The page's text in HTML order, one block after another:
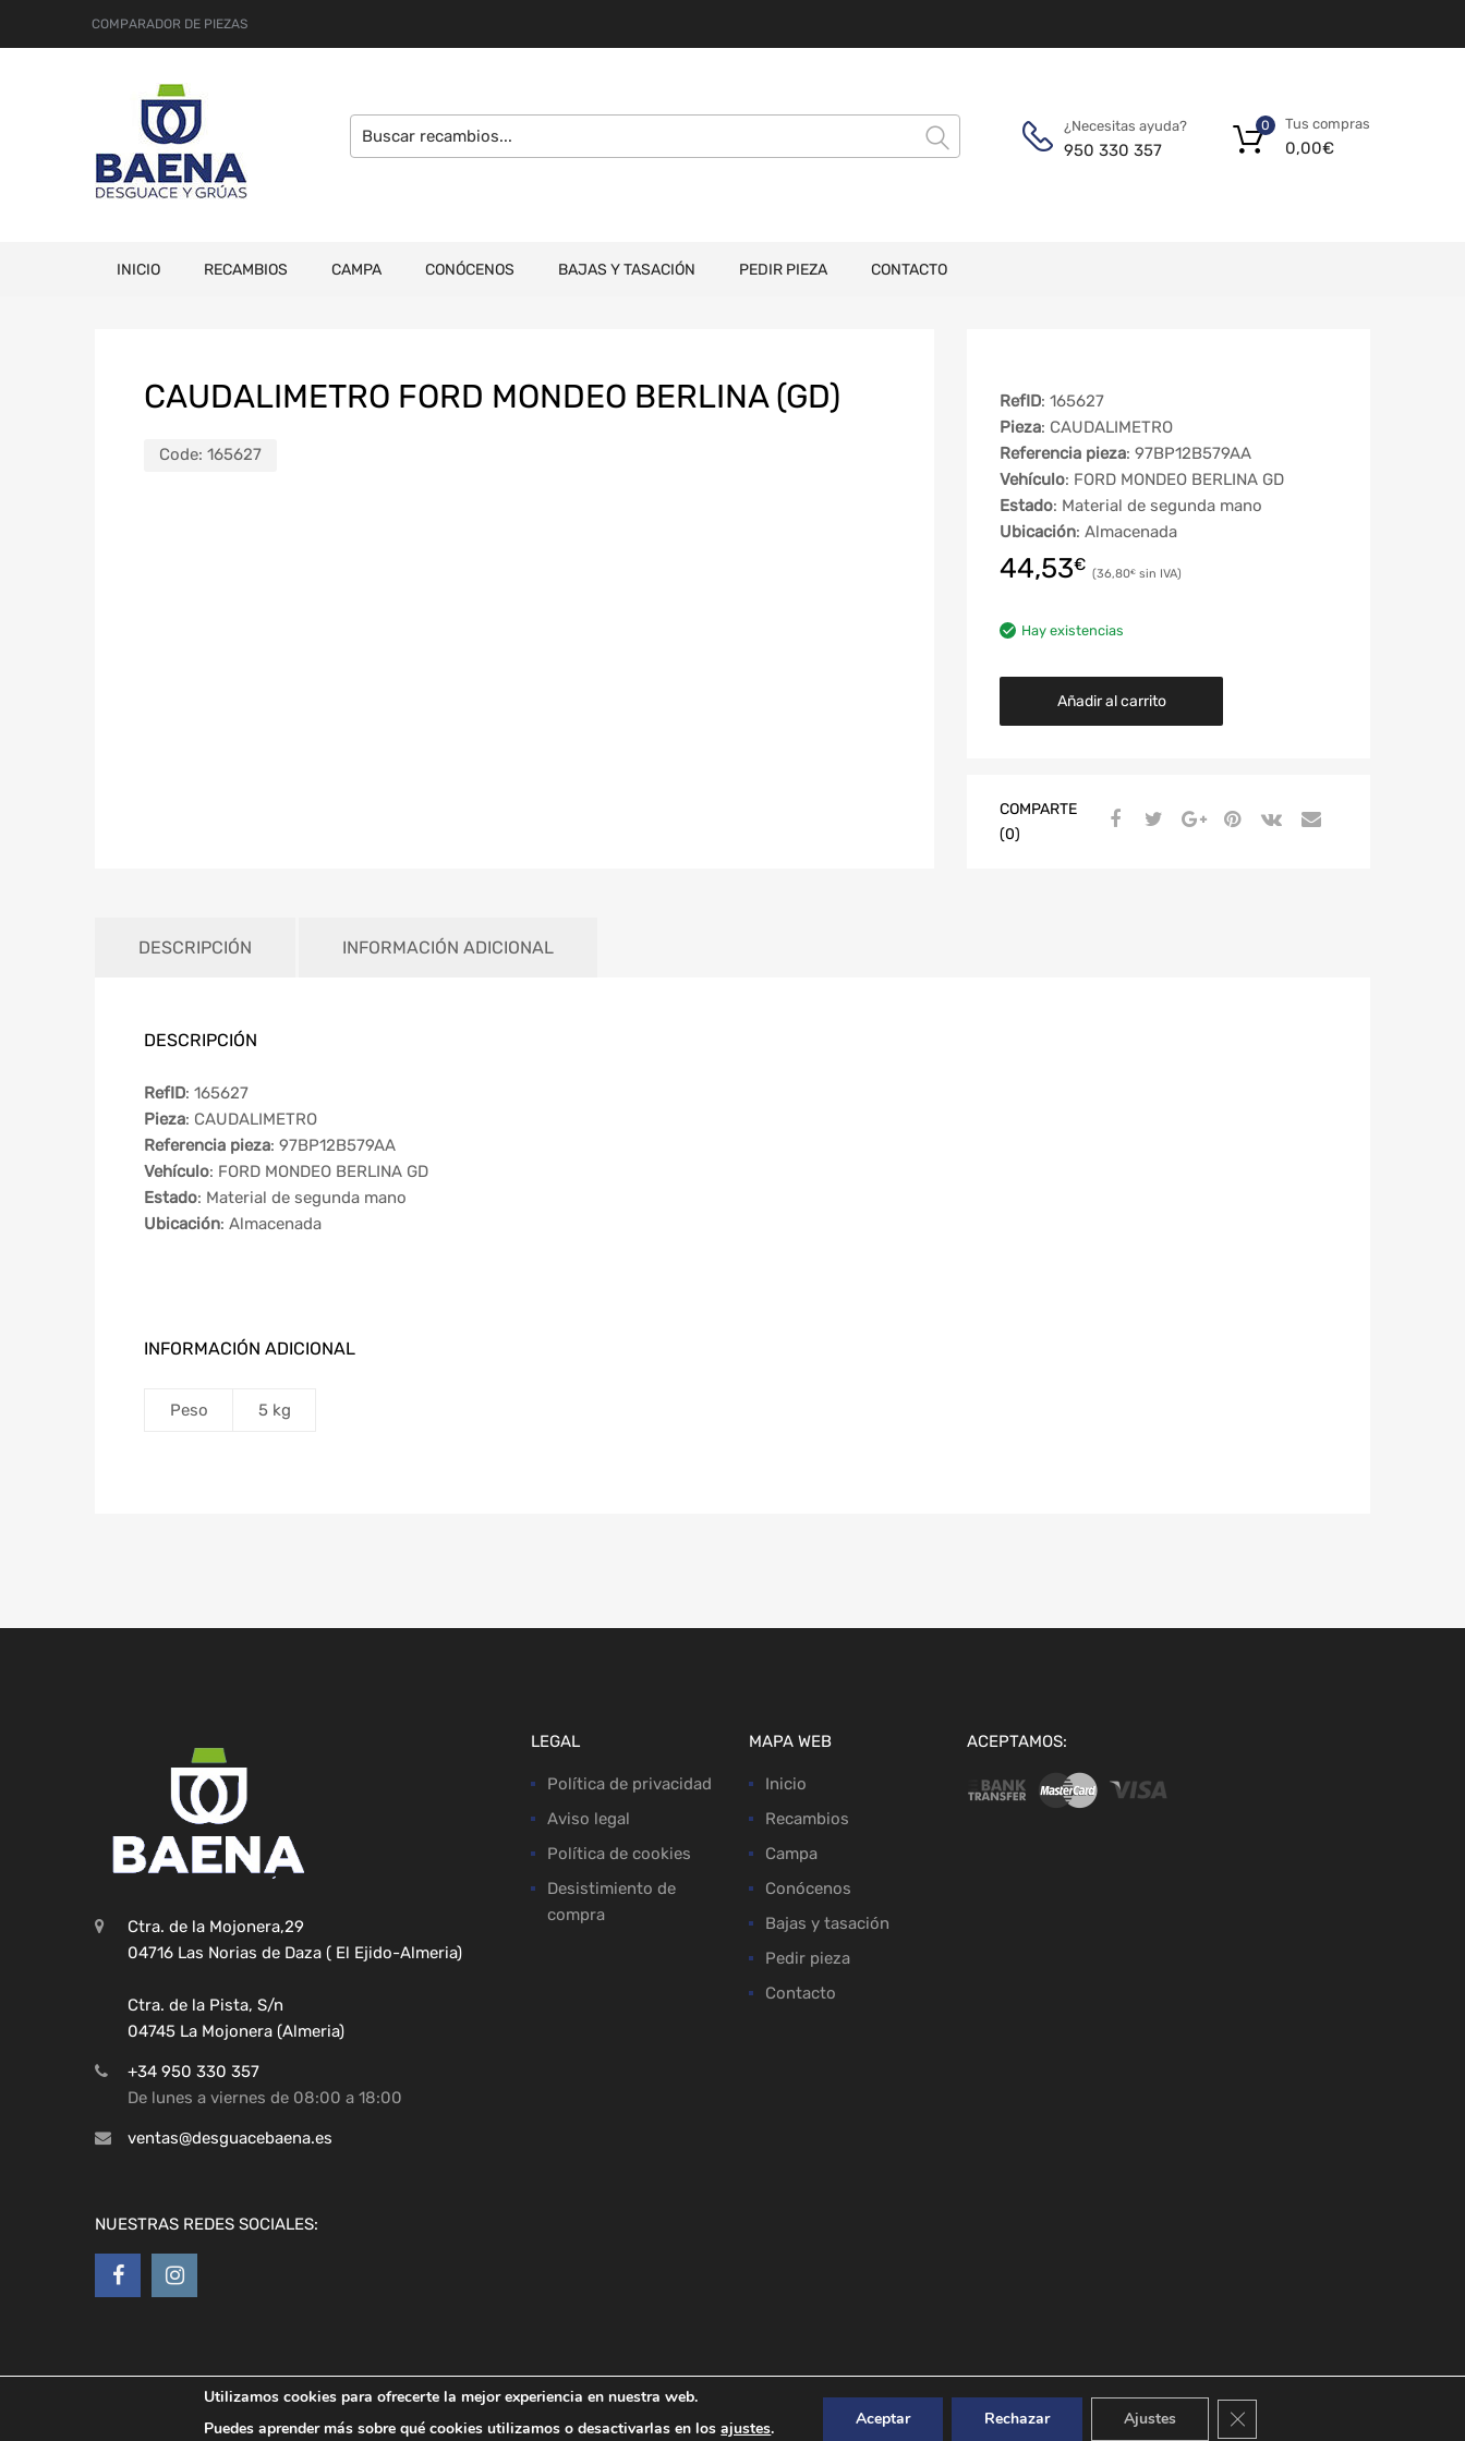
COMPARADOR DE PIEZAS
¿Necesitas ayuda?
950 330 357
Tus compras
0,00€
0
INICIO RECAMBIOS CAMPA CONÓCENOS BAJAS Y TASACIÓN PEDIR PIEZA CONTACTO
CAUDALIMETRO FORD MONDEO BERLINA (GD)
Code: 165627
RefID: 165627
Pieza: CAUDALIMETRO
Referencia pieza: 97BP12B579AA
Vehículo: FORD MONDEO BERLINA GD
Estado: Material de segunda mano
Ubicación: Almacenada
44,53€ 36,80€
Hay existencias
Añadir al carrito
COMPARTE
(0)
DESCRIPCIÓN INFORMACIÓN ADICIONAL
DESCRIPCIÓN
RefID: 165627
Pieza: CAUDALIMETRO
Referencia pieza: 97BP12B579AA
Vehículo: FORD MONDEO BERLINA GD
Estado: Material de segunda mano
Ubicación: Almacenada
INFORMACIÓN ADICIONAL
Peso 5 kg
Ctra. de la Mojonera,29
04716 Las Norias de Daza ( El Ejido-Almeria)
Ctra. de la Pista, S/n
04745 La Mojonera (Almeria)
+34 950 330 357
De lunes a viernes de 08:00 a 18:00
ventas@desguacebaena.es
NUESTRAS REDES SOCIALES:
LEGAL
Política de privacidad
Aviso legal
Política de cookies
Desistimiento de
compra
MAPA WEB
Inicio
Recambios
Campa
Conócenos
Bajas y tasación
Pedir pieza
Contacto
ACEPTAMOS:
Desguaces Baena
Utilizamos cookies para ofrecerte la mejor experiencia en nuestra web.
Puedes aprender más sobre qué cookies utilizamos o desactivarlas en losajustes. Aceptar Rechazar Ajustes Cerrar el banner de cookies RGPD